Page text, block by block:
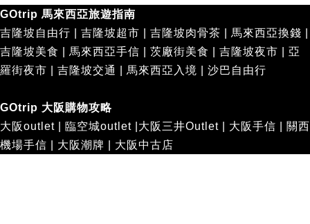
GOtrip 馬來西亞旅遊指南
吉隆坡自由行
吉隆坡超市 吉隆坡肉骨茶 馬來西亞換錢
吉隆坡美食
馬來西亞手信 茨廠街美食 吉隆坡夜市
亞
羅街夜市
吉隆坡交通 馬來西亞入境 沙巴自由行
GOtrip 大阪購物攻略
大阪outlet
臨空城outlet 大阪三井Outlet 大阪手信
關西
機場手信
大阪潮牌 大阪中古店